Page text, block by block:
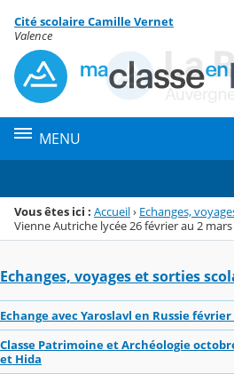
Menu de la rubrique
Contenu
Cité scolaire Camille Vernet
Valence
MENU
Vous êtes ici : Accueil› Echanges,
Vienne Autriche lycée 26 février au 2 mars
Echanges, voyages et sorties
Echange avec Yaroslavl en Russie février
Classe Patrimoine et Archéologie
et Hida